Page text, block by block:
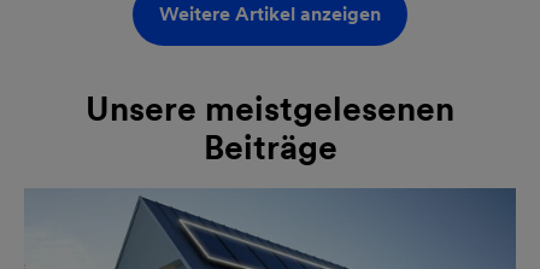
Weitere Artikel anzeigen
Unsere meistgelesenen
Beiträge